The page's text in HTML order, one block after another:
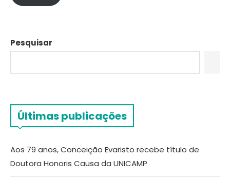
Pesquisar
Últimas publicações
Aos 79 anos, Conceição Evaristo recebe título de
Doutora Honoris Causa da UNICAMP